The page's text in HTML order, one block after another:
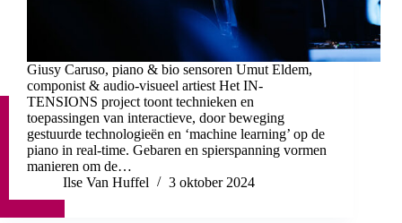
Giusy Caruso, piano & bio sensoren Umut Eldem,
componist & audio-visueel artiest Het IN-
TENSIONS project toont technieken en
toepassingen van interactieve, door beweging
gestuurde technologieën en ‘machine learning’ op de
piano in real-time. Gebaren en spierspanning vormen
manieren om de…
Ilse Van Huffel
3 oktober 2024